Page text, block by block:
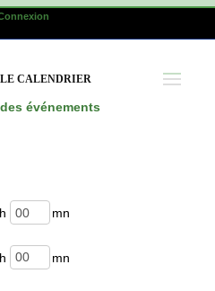
CALENDRIER
événements
i
n
u